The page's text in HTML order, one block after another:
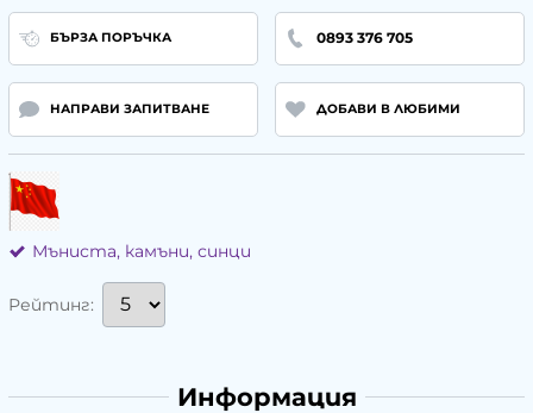
БЪРЗА ПОРЪЧКА 0893 376 705
НАПРАВИ ЗАПИТВАНЕ ДОБАВИ В ЛЮБИМИ
Мъниста, камъни, синци
Рейтинг:
Информация